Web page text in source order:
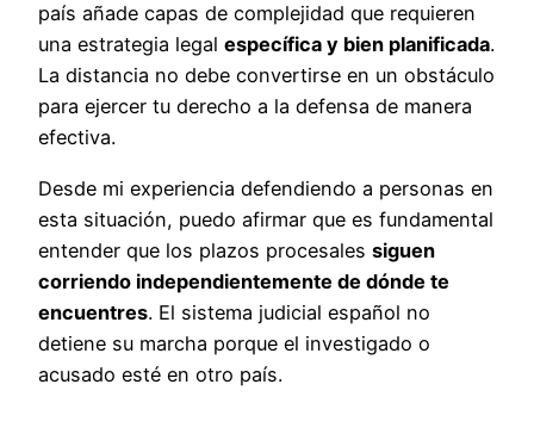
país añade capas de complejidad que requieren
una estrategia legal específica y bien planificada.
La distancia no debe convertirse en un obstáculo
para ejercer tu derecho a la defensa de manera
efectiva.
Desde mi experiencia defendiendo a personas en
esta situación, puedo afirmar que es fundamental
entender que los plazos procesales siguen
corriendo independientemente de dónde te
encuentres. El sistema judicial español no
detiene su marcha porque el investigado o
acusado esté en otro país.